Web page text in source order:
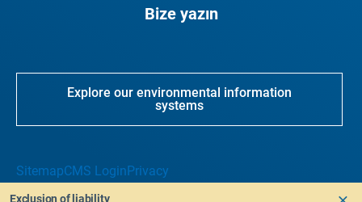
Bize yazın
Explore our environmental information
systems
SitemapCMS LoginPrivacy
Exclusion of liability